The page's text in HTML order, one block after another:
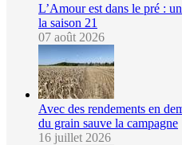
L’Amour est dans le pré :
la saison 21
07 août 2026
Avec des rendements en
du grain sauve la campagne
16 juillet 2026